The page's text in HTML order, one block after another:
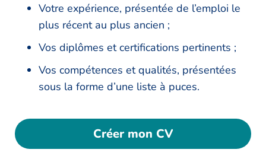
Votre expérience, présentée de l’emploi le
plus récent au plus ancien ;
Vos diplômes et certifications pertinents ;
Vos compétences et qualités, présentées
sous la forme d’une liste à puces.
Créer mon CV